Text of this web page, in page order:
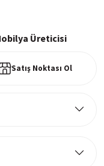
Üreticisi
Satış Noktası Ol